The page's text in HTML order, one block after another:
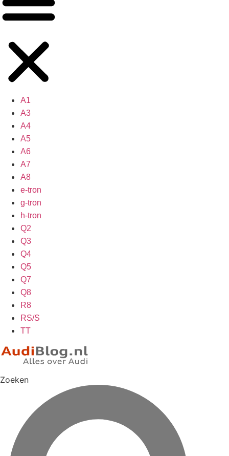
A1
A3
A4
A5
A6
A7
A8
e-tron
g-tron
h-tron
Q2
Q3
Q4
Q5
Q7
Q8
R8
RS/S
TT
Zoeken